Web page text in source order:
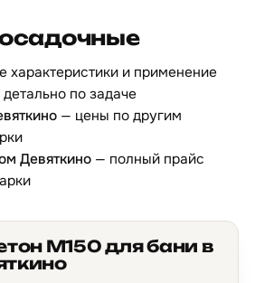
характеристики и применение
по задаче
— цены по другим
Девяткино — полный прайс
М150 для бани в